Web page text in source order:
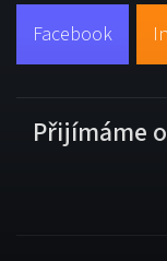
Facebook
Přijímáme